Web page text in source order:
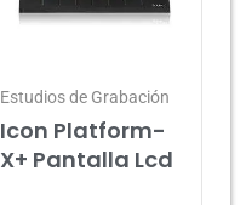
Estudios de Grabación
Icon Platform-
X+ Pantalla Lcd